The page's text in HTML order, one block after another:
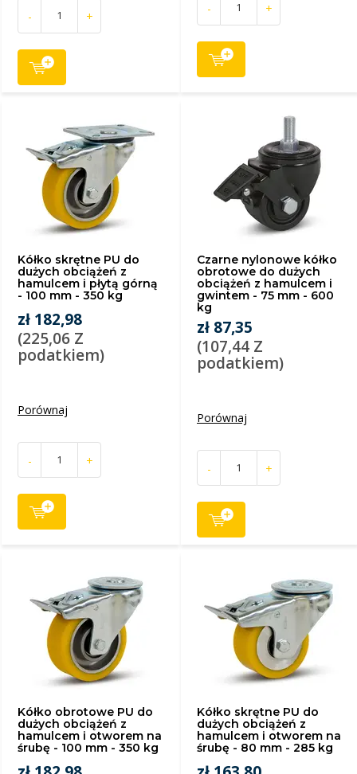
- +
- +
Kółko skrętne PU do
dużych obciążeń z
hamulcem i płytą górną
- 100 mm - 350 kg
zł 182,98
(225,06 Z
podatkiem)
Porównaj
- +
Czarne nylonowe kółko
obrotowe do dużych
obciążeń z hamulcem i
gwintem - 75 mm - 600
kg
zł 87,35
(107,44 Z
podatkiem)
Porównaj
- +
Kółko obrotowe PU do
dużych obciążeń z
hamulcem i otworem na
śrubę - 100 mm - 350 kg
Kółko skrętne PU do
dużych obciążeń z
hamulcem i otworem na
śrubę - 80 mm - 285 kg